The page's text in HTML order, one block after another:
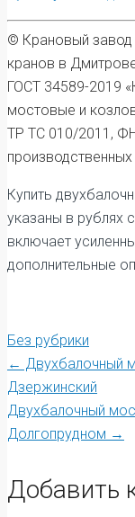
© Крановый
кранов в
ГОСТ 34589-2019
мостовые и
ТР ТС 010/2011,
Купить
указаны в рублях
включает
дополнительные
Без рубрики
Post
← Двухбалочный
Дзержинский
Двухбалочный
Долгопрудном →
Добавить